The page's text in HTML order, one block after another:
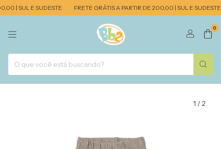
| SUL E SUDESTE FRETE GRÁTIS A PARTIR DE 200,00 | SUL E SUDESTE
0
1 /2